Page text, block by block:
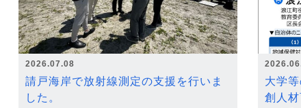
2026.07.08
請戸海岸で放射線測定の支援を行いま
した。
大学
創人